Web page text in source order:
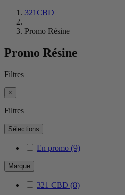
321CBD
Promo Résine
Promo Résine
Filtres
×
Filtres
Sélections
En promo (9)
Marque
321 CBD (8)